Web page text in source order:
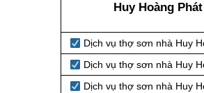
Huy Hoàng
Dịch vụ thợ sơn nhà Huy
Dịch vụ thợ sơn nhà Huy
Dịch vụ thợ sơn nhà Huy